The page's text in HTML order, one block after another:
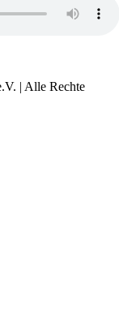
| Alle Rechte